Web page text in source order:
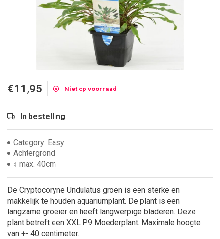
€11,95 Niet op voorraad
In bestelling
Category: Easy
Achtergrond
↕ max. 40cm
De Cryptocoryne Undulatus groen is een sterke en
makkelijk te houden aquariumplant. De plant is een
langzame groeier en heeft langwerpige bladeren. Deze
plant betreft een XXL P9 Moederplant. Maximale hoogte
van +- 40 centimeter.